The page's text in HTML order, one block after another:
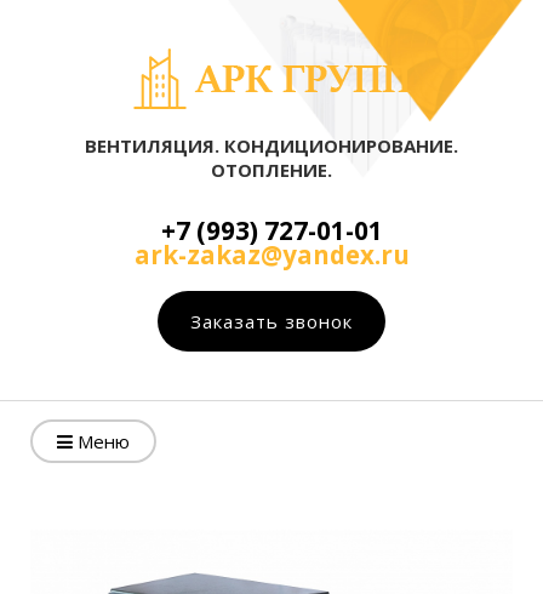
ВЕНТИЛЯЦИЯ. КОНДИЦИОНИРОВАНИЕ.
ОТОПЛЕНИЕ.
+7 (993) 727-01-01
ark-zakaz@yandex.ru
Заказать звонок
Меню